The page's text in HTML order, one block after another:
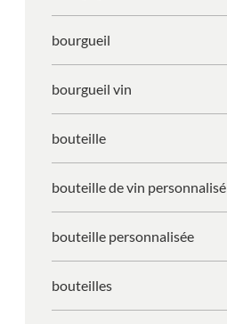
bourgueil
bourgueil vin
bouteille
bouteille de vin personnalisé
bouteille personnalisée
bouteilles